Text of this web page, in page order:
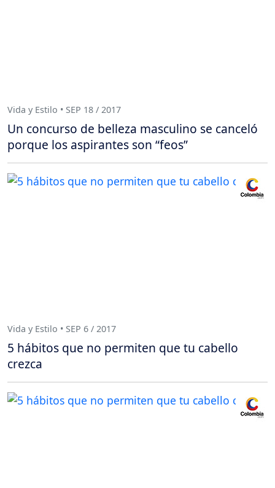
Vida y Estilo • SEP 18 / 2017
Un concurso de belleza masculino se canceló
porque los aspirantes son “feos”
Vida y Estilo • SEP 6 / 2017
5 hábitos que no permiten que tu cabello
crezca